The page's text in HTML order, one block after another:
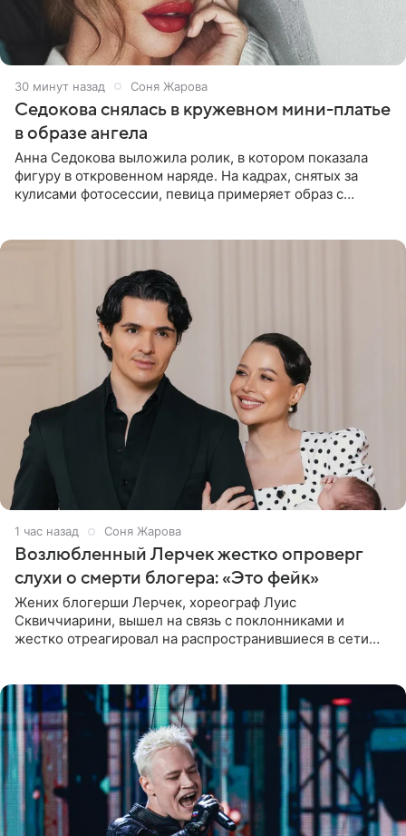
30 минут назад Соня Жарова
Седокова снялась в кружевном мини-платье
в образе ангела
Анна Седокова выложила ролик, в котором показала
фигуру в откровенном наряде. На кадрах, снятых за
кулисами фотосессии, певица примеряет образ с
1 час назад Соня Жарова
Возлюбленный Лерчек жестко опроверг
слухи о смерти блогера: «Это фейк»
Жених блогерши Лерчек, хореограф Луис
Сквиччиарини, вышел на связь с поклонниками и
жестко отреагировал на распространившиеся в сети